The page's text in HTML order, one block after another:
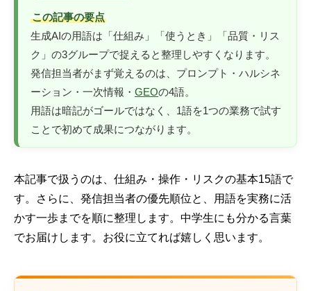
この記事の要点
生成AIの用語は「仕組み」「使うとき」「品質・リス
ク」の3グループで捉えると整理しやすくなります。
発信担当者がまず覚えるのは、プロンプト・ハルシネ
ーション・一次情報・ GEOの4語。
用語は暗記がゴールではなく、1語を1つの業務で試す
ことで初めて成果につながります。
本記事で扱うのは、仕組み・操作・リスクの基本15語で
す。さらに、発信担当者の優先順位と、用語を実務に活
かす一歩までを順に整理します。中学生にも分かる言葉
でお届けします。お役に立てれば嬉しく思います。